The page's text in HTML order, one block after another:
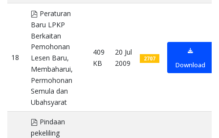
18
pdf
Peraturan
Baru LPKP
Berkaitan
Pemohonan
Lesen Baru,
Membaharui,
Permohonan
Semula dan
Ubahsyarat
409
KB
20 Jul
2009
2707
Download
pdf
Pindaan
pekeliling